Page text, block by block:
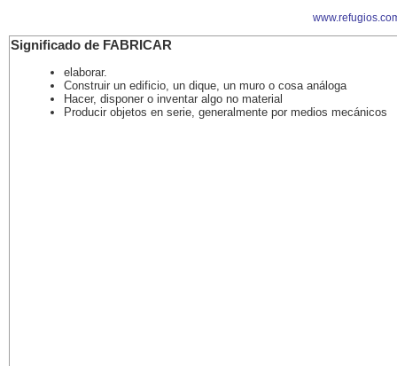
Significado de FABRICAR
elaborar.
Construir un edificio, un dique, un muro o cosa análoga
Hacer, disponer o inventar algo no material
Producir objetos en serie, generalmente por medios mecánicos